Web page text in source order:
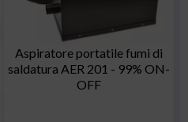
Aspiratore portatile fumi di
saldatura AER 201 - 99% ON-
OFF